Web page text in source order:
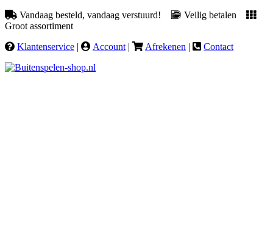
Vandaag besteld, vandaag verstuurd!
Veilig betalen
Groot assortiment
Klantenservice | Account | Afrekenen | Contact